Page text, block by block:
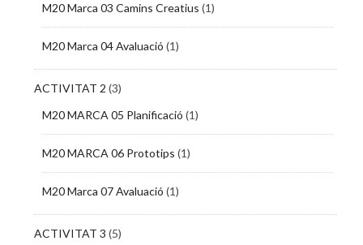
M20 Marca 03 Camins Creatius (1)
M20 Marca 04 Avaluació (1)
ACTIVITAT 2 (3)
M20 MARCA 05 Planificació (1)
M20 MARCA 06 Prototips (1)
M20 Marca 07 Avaluació (1)
ACTIVITAT 3 (5)